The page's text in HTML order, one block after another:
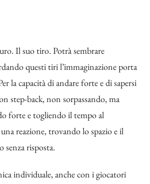
Il suo tiro. Potrà sembrare
questi tiri l’immaginazione porta
la capacità di andare forte e di sapersi
step-back, non sorpassando, ma
forte e togliendo il tempo al
reazione, trovando lo spazio e il
senza risposta.
individuale, anche con i giocatori